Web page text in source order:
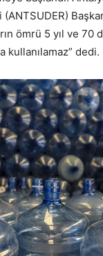
(ANTSUDER)
ömrü 5 yıl ve 70
kullanılamaz” dedi.